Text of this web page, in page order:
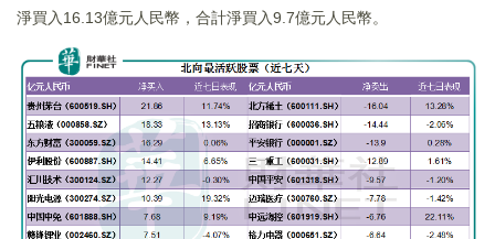
淨買入16.13億元人民幣，合計淨買入9.7億元人民幣。